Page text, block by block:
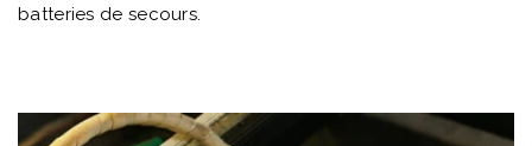
batteries de secours.